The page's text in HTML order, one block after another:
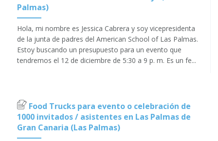
Palmas)
Hola, mi nombre es Jessica Cabrera y soy vicepresidenta
de la junta de padres del American School of Las Palmas.
Estoy buscando un presupuesto para un evento que
tendremos el 12 de diciembre de 5:30 a 9 p. m. Es un fe...
Food Trucks para evento o celebración de
1000 invitados / asistentes en Las Palmas de
Gran Canaria (Las Palmas)